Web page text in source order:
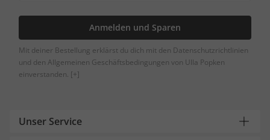
Anmelden und Sparen
Mit deiner Bestellung erklärst du dich mit den Datenschutzrichtlinien
und den Allgemeinen Geschäftsbedingungen von Ulla Popken
einverstanden. [+]
Unser Service